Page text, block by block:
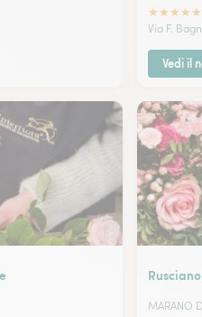
★★★★★
Via F.
Vedi il
MARANO